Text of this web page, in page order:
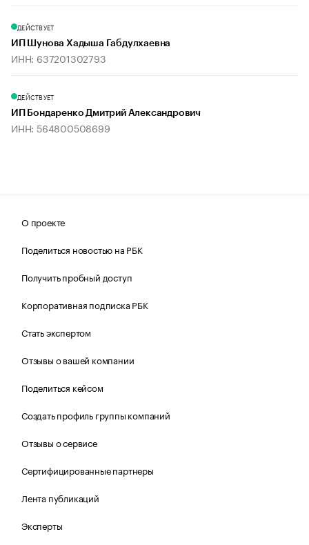
ДЕЙСТВУЕТ
ИП Шунова Хадыша Габдулхаевна
ИНН: 637201302793
ДЕЙСТВУЕТ
ИП Бондаренко Дмитрий Александрович
ИНН: 564800508699
О проекте
Поделиться новостью на РБК
Получить пробный доступ
Корпоративная подписка РБК
Стать экспертом
Отзывы о вашей компании
Поделиться кейсом
Создать профиль группы компаний
Отзывы о сервисе
Сертифицированные партнеры
Лента публикаций
Эксперты